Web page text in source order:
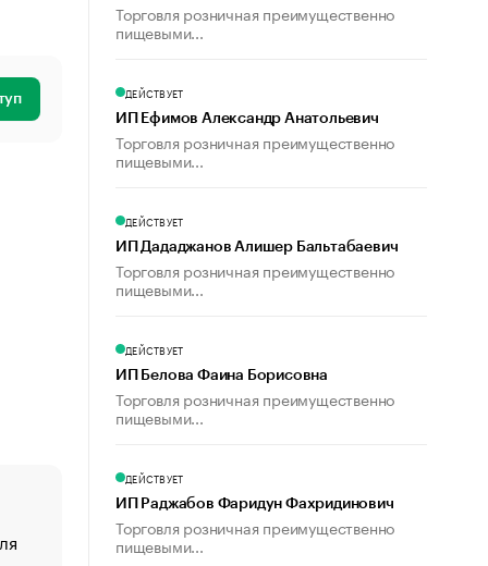
«От спорта тело стареет иначе». Как живет глава
Торговля розничная преимущественно
пищевыми...
ДЕЙСТВУЕТ
ИП Ефимов Александр Анатольевич
Торговля розничная преимущественно
пищевыми...
ДЕЙСТВУЕТ
ИП Дададжанов Алишер Бальтабаевич
Торговля розничная преимущественно
пищевыми...
ДЕЙСТВУЕТ
ИП Белова Фаина Борисовна
Торговля розничная преимущественно
пищевыми...
ДЕЙСТВУЕТ
ИП Раджабов Фаридун Фахридинович
Торговля розничная преимущественно
пищевыми...